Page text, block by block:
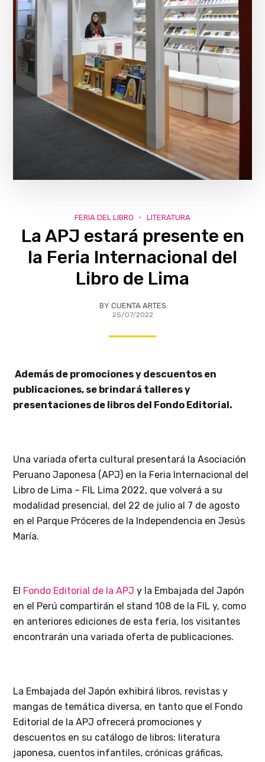
FERIA DEL LIBRO LITERATURA
La APJ estará presente en
la Feria Internacional del
Libro de Lima
BY CUENTA ARTES
25/07/2022
Además de promociones y descuentos en
publicaciones, se brindará talleres y
presentaciones de libros del Fondo Editorial.
Una variada oferta cultural presentará la Asociación
Peruano Japonesa (APJ) en la Feria Internacional del
Libro de Lima – FIL Lima 2022, que volverá a su
modalidad presencial, del 22 de julio al 7 de agosto
en el Parque Próceres de la Independencia en Jesús
María.
El Fondo Editorial de la APJ y la Embajada del Japón
en el Perú compartirán el stand 108 de la FIL y, como
en anteriores ediciones de esta feria, los visitantes
encontrarán una variada oferta de publicaciones.
La Embajada del Japón exhibirá libros, revistas y
mangas de temática diversa, en tanto que el Fondo
Editorial de la APJ ofrecerá promociones y
descuentos en su catálogo de libros: literatura
japonesa, cuentos infantiles, crónicas gráficas,